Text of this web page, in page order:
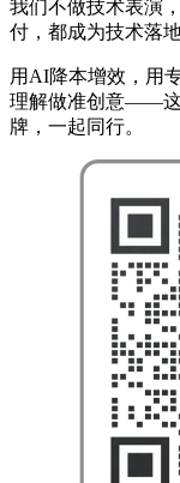
我们不做技术表演
付，都成为技术落
用AI降本增效，用
理解做准创意——这
牌，一起同行。